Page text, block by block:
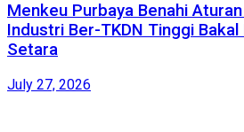
Menkeu Purbaya Benahi
Industri Ber-TKDN Tinggi
Setara
July 27, 2026